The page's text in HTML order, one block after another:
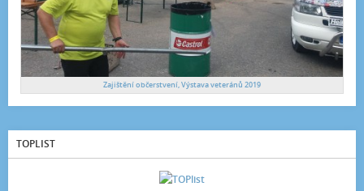
Zajištění občerstvení, Výstava veteránů 2019
TOPLIST